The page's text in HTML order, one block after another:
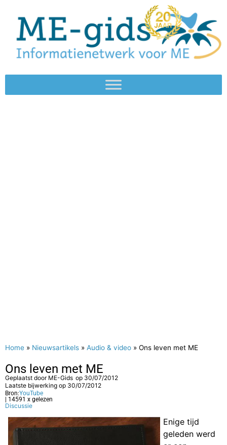
Home » Nieuwsartikels » Audio & video » Ons leven met ME
Ons leven met ME
Geplaatst door ME-Gids op 30/07/2012
Laatste bijwerking op 30/07/2012
Bron:YouTube
| 14591 x gelezen
Discussie
Enige tijd
geleden werd